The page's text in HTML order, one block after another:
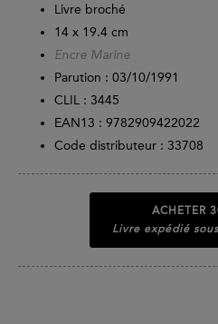
Livre broché
14 x 19.4 cm
Encre Marine
Parution : 03/10/1991
CLIL : 3445
EAN13 : 9782909422022
Code distributeur : 33708
ACHETER
Livre expédié